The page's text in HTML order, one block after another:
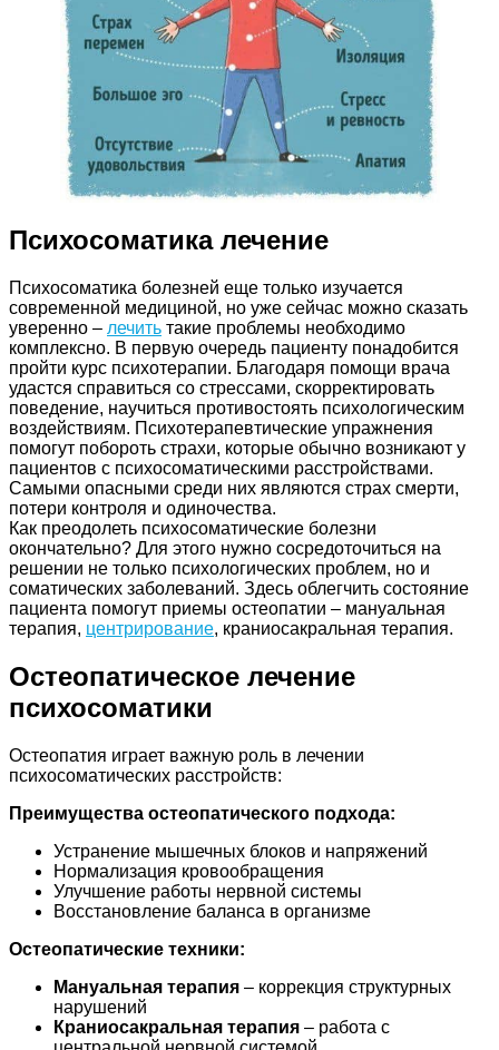
Психосоматика лечение
Психосоматика болезней еще только изучается
современной медициной, но уже сейчас можно сказать
уверенно – лечить такие проблемы необходимо
комплексно. В первую очередь пациенту понадобится
пройти курс психотерапии. Благодаря помощи врача
удастся справиться со стрессами, скорректировать
поведение, научиться противостоять психологическим
воздействиям. Психотерапевтические упражнения
помогут побороть страхи, которые обычно возникают у
пациентов с психосоматическими расстройствами.
Самыми опасными среди них являются страх смерти,
потери контроля и одиночества.
Как преодолеть психосоматические болезни
окончательно? Для этого нужно сосредоточиться на
решении не только психологических проблем, но и
соматических заболеваний. Здесь облегчить состояние
пациента помогут приемы остеопатии – мануальная
терапия, центрирование, краниосакральная терапия.
Остеопатическое лечение
психосоматики
Остеопатия играет важную роль в лечении
психосоматических расстройств:
Преимущества остеопатического подхода:
Устранение мышечных блоков и напряжений
Нормализация кровообращения
Улучшение работы нервной системы
Восстановление баланса в организме
Остеопатические техники:
Мануальная терапия – коррекция структурных
нарушений
Краниосакральная терапия – работа с